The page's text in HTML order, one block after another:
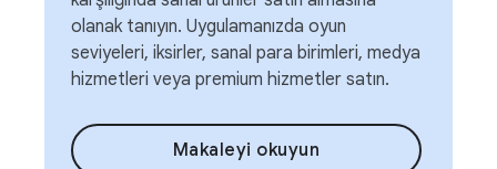
olanak tanıyın. Uygulamanızda oyun
seviyeleri, iksirler, sanal para birimleri, medya
hizmetleri veya premium hizmetler satın.
Makaleyi okuyun